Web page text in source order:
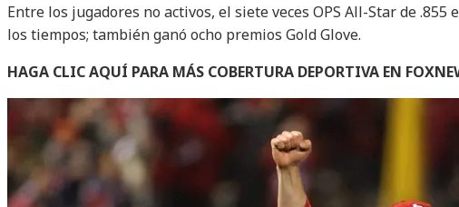
Entre los jugadores no activos, el siete veces OPS All-Star de
los tiempos; también ganó ocho premios Gold Glove.
HAGA CLIC AQUÍ PARA MÁS COBERTURA DEPORTIVA EN